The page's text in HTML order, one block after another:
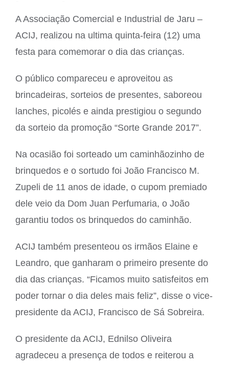
A Associação Comercial e Industrial de Jaru –
ACIJ, realizou na ultima quinta-feira (12) uma
festa para comemorar o dia das crianças.
O público compareceu e aproveitou as
brincadeiras, sorteios de presentes, saboreou
lanches, picolés e ainda prestigiou o segundo
da sorteio da promoção “Sorte Grande 2017”.
Na ocasião foi sorteado um caminhãozinho de
brinquedos e o sortudo foi João Francisco M.
Zupeli de 11 anos de idade, o cupom premiado
dele veio da Dom Juan Perfumaria, o João
garantiu todos os brinquedos do caminhão.
ACIJ também presenteou os irmãos Elaine e
Leandro, que ganharam o primeiro presente do
dia das crianças. “Ficamos muito satisfeitos em
poder tornar o dia deles mais feliz”, disse o vice-
presidente da ACIJ, Francisco de Sá Sobreira.
O presidente da ACIJ, Ednilso Oliveira
agradeceu a presença de todos e reiterou a